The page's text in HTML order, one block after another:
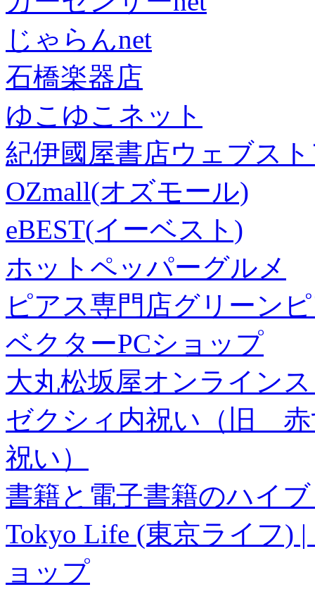
じゃらんnet
石橋楽器店
ゆこゆこネット
紀伊國屋書店ウェブス
OZmall(オズモール)
eBEST(イーベスト)
ホットペッパーグルメ
ピアス専門店グリーン
ベクターPCショップ
大丸松坂屋オンライン
ゼクシィ内祝い（旧 赤
祝い）
書籍と電子書籍のハイ
Tokyo Life (東京ライフ)
ョップ